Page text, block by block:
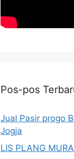
Pos-pos
Jual Pasir progo
Jogja
LIS PLANG